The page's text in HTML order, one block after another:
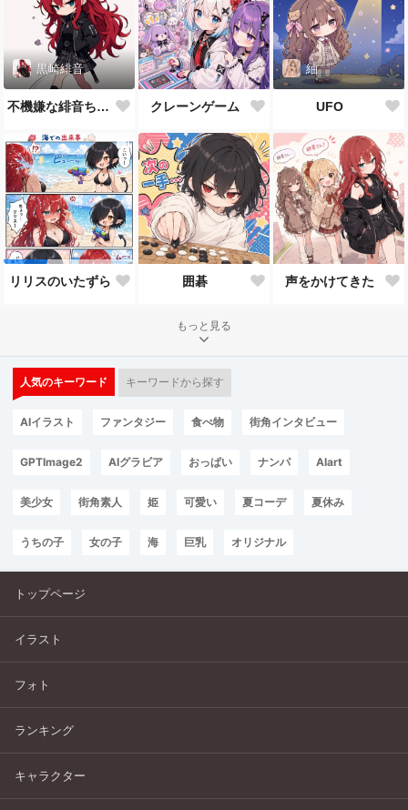
黒崎緋音
不機嫌な緋音ちゃん クレーンゲーム
紬
UFO
リリスのいたずら 囲碁 声をかけてきた
もっと見る
人気のキーワード キーワードから探す
AIイラスト ファンタジー 食べ物 街角インタビュー
GPTImage2 AIグラビア おっぱい ナンパ AIart
美少女 街角素人 姫 可愛い 夏コーデ 夏休み
うちの子 女の子 海 巨乳 オリジナル
トップページ
イラスト
フォト
ランキング
キャラクター